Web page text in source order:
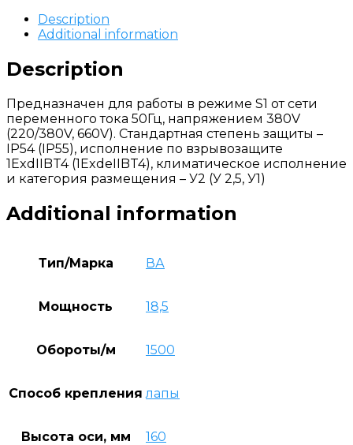
Description
Additional information
Description
Предназначен для работы в режиме S1 от сети
переменного тока 50Гц, напряжением 380V
(220/380V, 660V). Стандартная степень защиты –
IP54 (IP55), исполнение по взрывозащите
1ExdIIBT4 (1ExdеIIBT4), климатическое исполнение
и категория размещения – У2 (У 2,5, У1)
Additional information
Тип/Марка ВА
Мощность 18,5
Обороты/м 1500
Способ крепления лапы
Высота оси, мм 160